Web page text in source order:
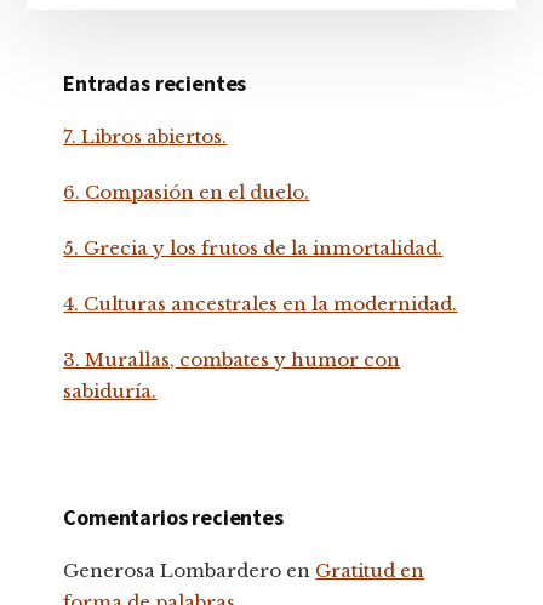
Entradas recientes
7. Libros abiertos.
6. Compasión en el duelo.
5. Grecia y los frutos de la inmortalidad.
4. Culturas ancestrales en la modernidad.
3. Murallas, combates y humor con
sabiduría.
Comentarios recientes
Generosa Lombardero en Gratitud en